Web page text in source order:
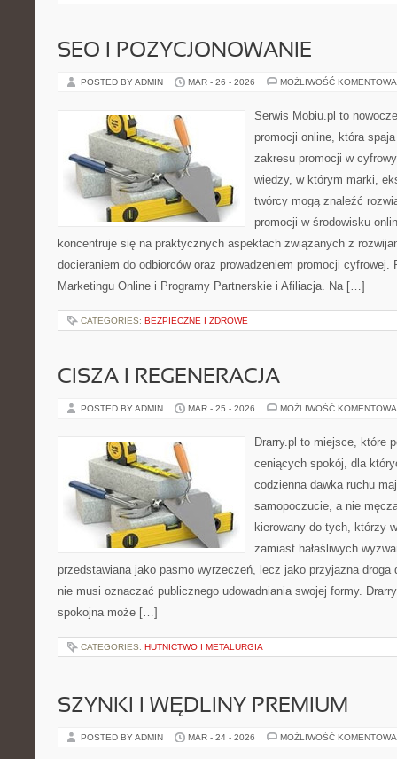
SEO I POZYCJONOWANIE
POSTED BY ADMIN MAR - 26 - 2026 MOŻLIWOŚĆ
Serwis Mobiu.pl to
promocji online, która
zakresu promocji w
wiedzy, w którym marki,
twórcy mogą znaleźć
promocji w środowisku
koncentruje się na praktycznych aspektach związanych z
docieraniem do odbiorców oraz prowadzeniem promocji cyfrowej.
Marketingu Online i Programy Partnerskie i Afiliacja. Na […]
CATEGORIES: BEZPIECZNE I ZDROWE
CISZA I REGENERACJA
POSTED BY ADMIN MAR - 25 - 2026 MOŻLIWOŚĆ
Drarry.pl to miejsce, które
ceniących spokój, dla
codzienna dawka ruchu
samopoczucie, a nie
kierowany do tych, którzy
zamiast hałaśliwych
przedstawiana jako pasmo wyrzeczeń, lecz jako przyjazna droga
nie musi oznaczać publicznego udowadniania swojej formy.
spokojna może […]
CATEGORIES: HUTNICTWO I METALURGIA
SZYNKI I WĘDLINY PREMIUM
POSTED BY ADMIN MAR - 24 - 2026 MOŻLIWOŚĆ